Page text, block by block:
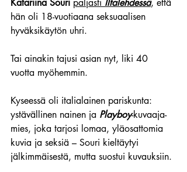
Katariina Souri paljasti Iltalehdessä, että
hän oli 18-vuotiaana seksuaalisen
hyväksikäytön uhri.
Tai ainakin tajusi asian nyt, liki 40
vuotta myöhemmin.
Kyseessä oli italialainen pariskunta:
ystävällinen nainen ja Playboy-kuvaaja-
mies, joka tarjosi lomaa, yläosattomia
kuvia ja seksiä – Souri kieltäytyi
jälkimmäisestä, mutta suostui kuvauksiin.